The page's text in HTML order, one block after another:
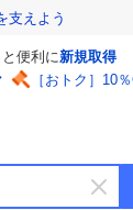
支えよう
と便利に新規取得
［おトク］10
キ